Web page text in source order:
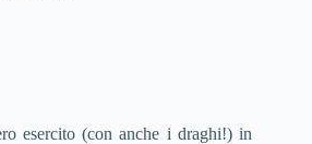
esercito (con anche i draghi!) in